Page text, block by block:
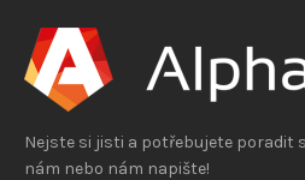
Nejste si jisti a potřebujete poradit
nám nebo nám napište!